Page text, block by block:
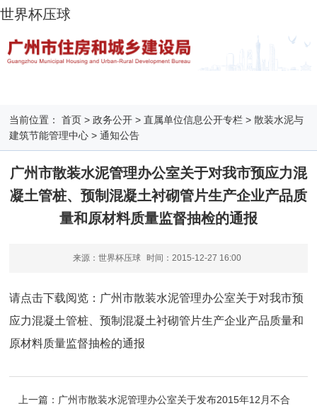
世界杯压球
当前位置： 首页 >政务公开 >直属单位信息公开专栏 >散装水泥与
建筑节能管理中心 >通知公告
广州市散装水泥管理办公室关于对我市预应力混
凝土管桩、预制混凝土衬砌管片生产企业产品质
量和原材料质量监督抽检的通报
来源：世界杯压球 时间： 2015-12-27 16:00
请点击下载阅览： 广州市散装水泥管理办公室关于对我市预
应力混凝土管桩、预制混凝土衬砌管片生产企业产品质量和
原材料质量监督抽检的通报
上一篇： 广州市散装水泥管理办公室关于发布2015年12月不合